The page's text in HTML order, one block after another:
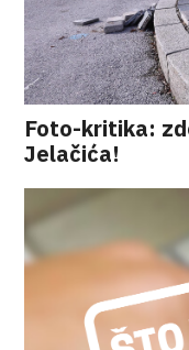
Foto-kritika:
Jelačića!